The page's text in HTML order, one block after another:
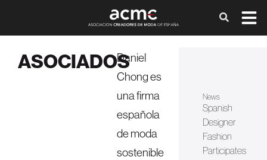
ASOCIADOSDaniel
Chong es
una firma
española
de moda
sostenible
News
Spanish
Designer
Fashion
Participates